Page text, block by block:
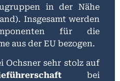
in der Nähe
Insgesamt werden
für die
aus der EU bezogen.
Ochsner sehr stolz auf
bei